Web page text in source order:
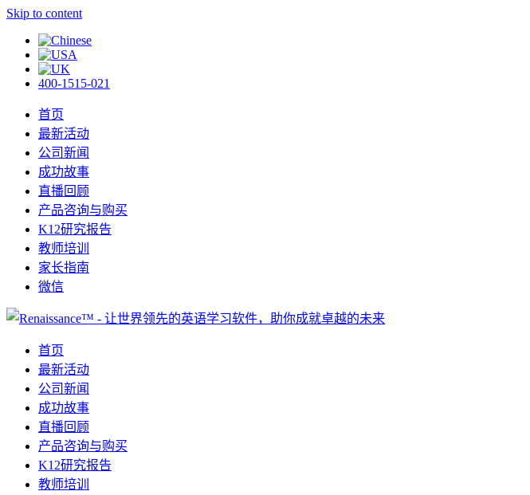
Skip to content
400-1515-021
首页
最新活动
公司新闻
成功故事
直播回顾
产品咨询与购买
K12研究报告
教师培训
家长指南
微信
首页
最新活动
公司新闻
成功故事
直播回顾
产品咨询与购买
K12研究报告
教师培训